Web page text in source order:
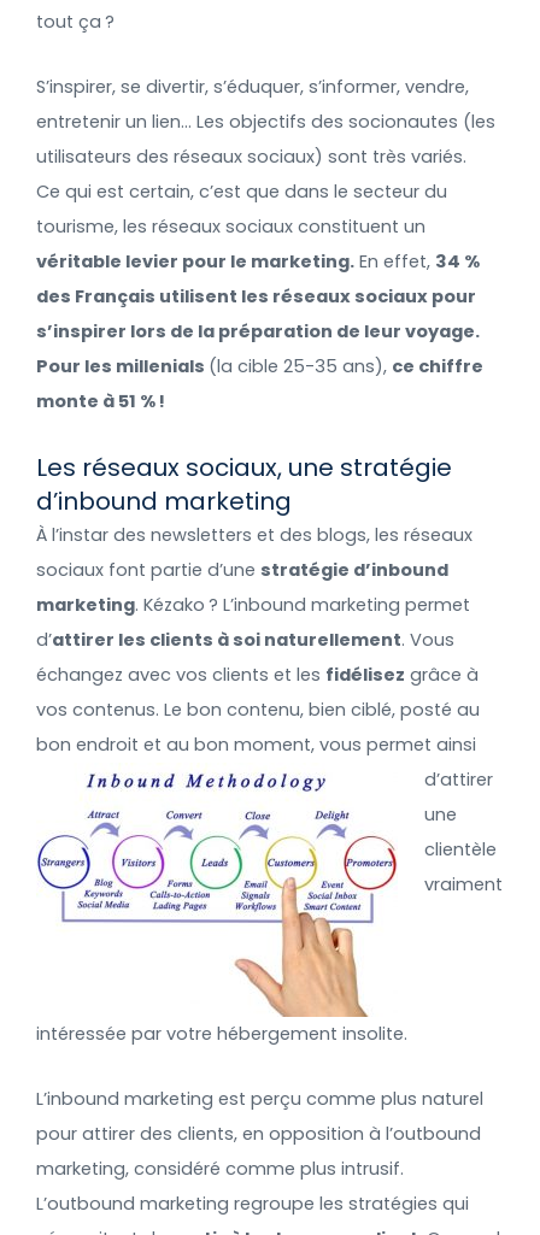
tout ça ?
S’inspirer, se divertir, s’éduquer, s’informer, vendre,
entretenir un lien… Les objectifs des socionautes (les
utilisateurs des réseaux sociaux) sont très variés.
Ce qui est certain, c’est que dans le secteur du
tourisme, les réseaux sociaux constituent un
véritable levier pour le marketing. En effet, 34 %
des Français utilisent les réseaux sociaux pour
s’inspirer lors de la préparation de leur voyage.
Pour les millenials (la cible 25-35 ans), ce chiffre
monte à 51 % !
Les réseaux sociaux, une stratégie
d’inbound marketing
À l’instar des newsletters et des blogs, les réseaux
sociaux font partie d’une stratégie d’inbound
marketing. Kézako ? L’inbound marketing permet
d’attirer les clients à soi naturellement. Vous
échangez avec vos clients et les fidélisez grâce à
vos contenus. Le bon contenu, bien ciblé, posté au
bon endroit et au bon moment, vous permet ainsi
d’attirer
une
clientèle
vraiment
intéressée par votre hébergement insolite.
L’inbound marketing est perçu comme plus naturel
pour attirer des clients, en opposition à l’outbound
marketing, considéré comme plus intrusif.
L’outbound marketing regroupe les stratégies qui